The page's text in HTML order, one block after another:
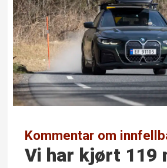
Kommentar om
Vi har kjørt 119